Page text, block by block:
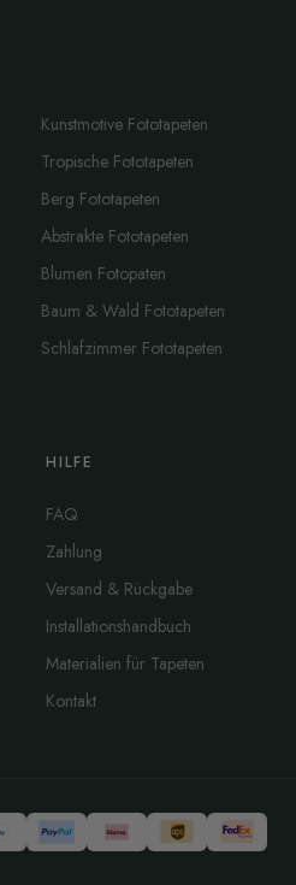
Kunstmotive Fototapeten
Tropische Fototapeten
Berg Fototapeten
Abstrakte Fototapeten
Blumen Fotopaten
Baum & Wald Fototapeten
Schlafzimmer Fototapeten
HILFE
FAQ
Zahlung
Versand & Rückgabe
Installationshandbuch
Materialien für Tapeten
Kontakt